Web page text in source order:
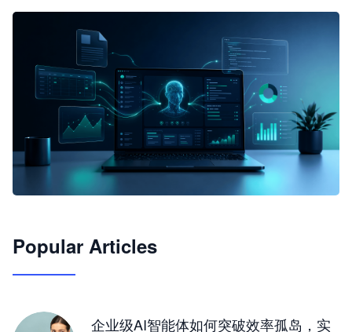
JimoClaw 桌面 AI Agent 工作台
Popular Articles
企业级AI智能体如何突破效率孤岛，实